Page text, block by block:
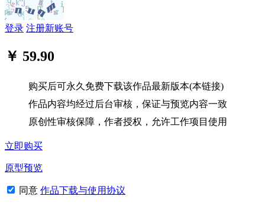
登录 注册新账号
￥ 59.90
购买后可永久免费下载该作品最新版本(本链接)
作品内容均经过后台审核，保证与预览内容一致
原创性审核保障，作者授权，允许工作项目使用
立即购买
原型预览
同意 作品下载与使用协议